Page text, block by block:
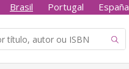
Brasil Portugal España